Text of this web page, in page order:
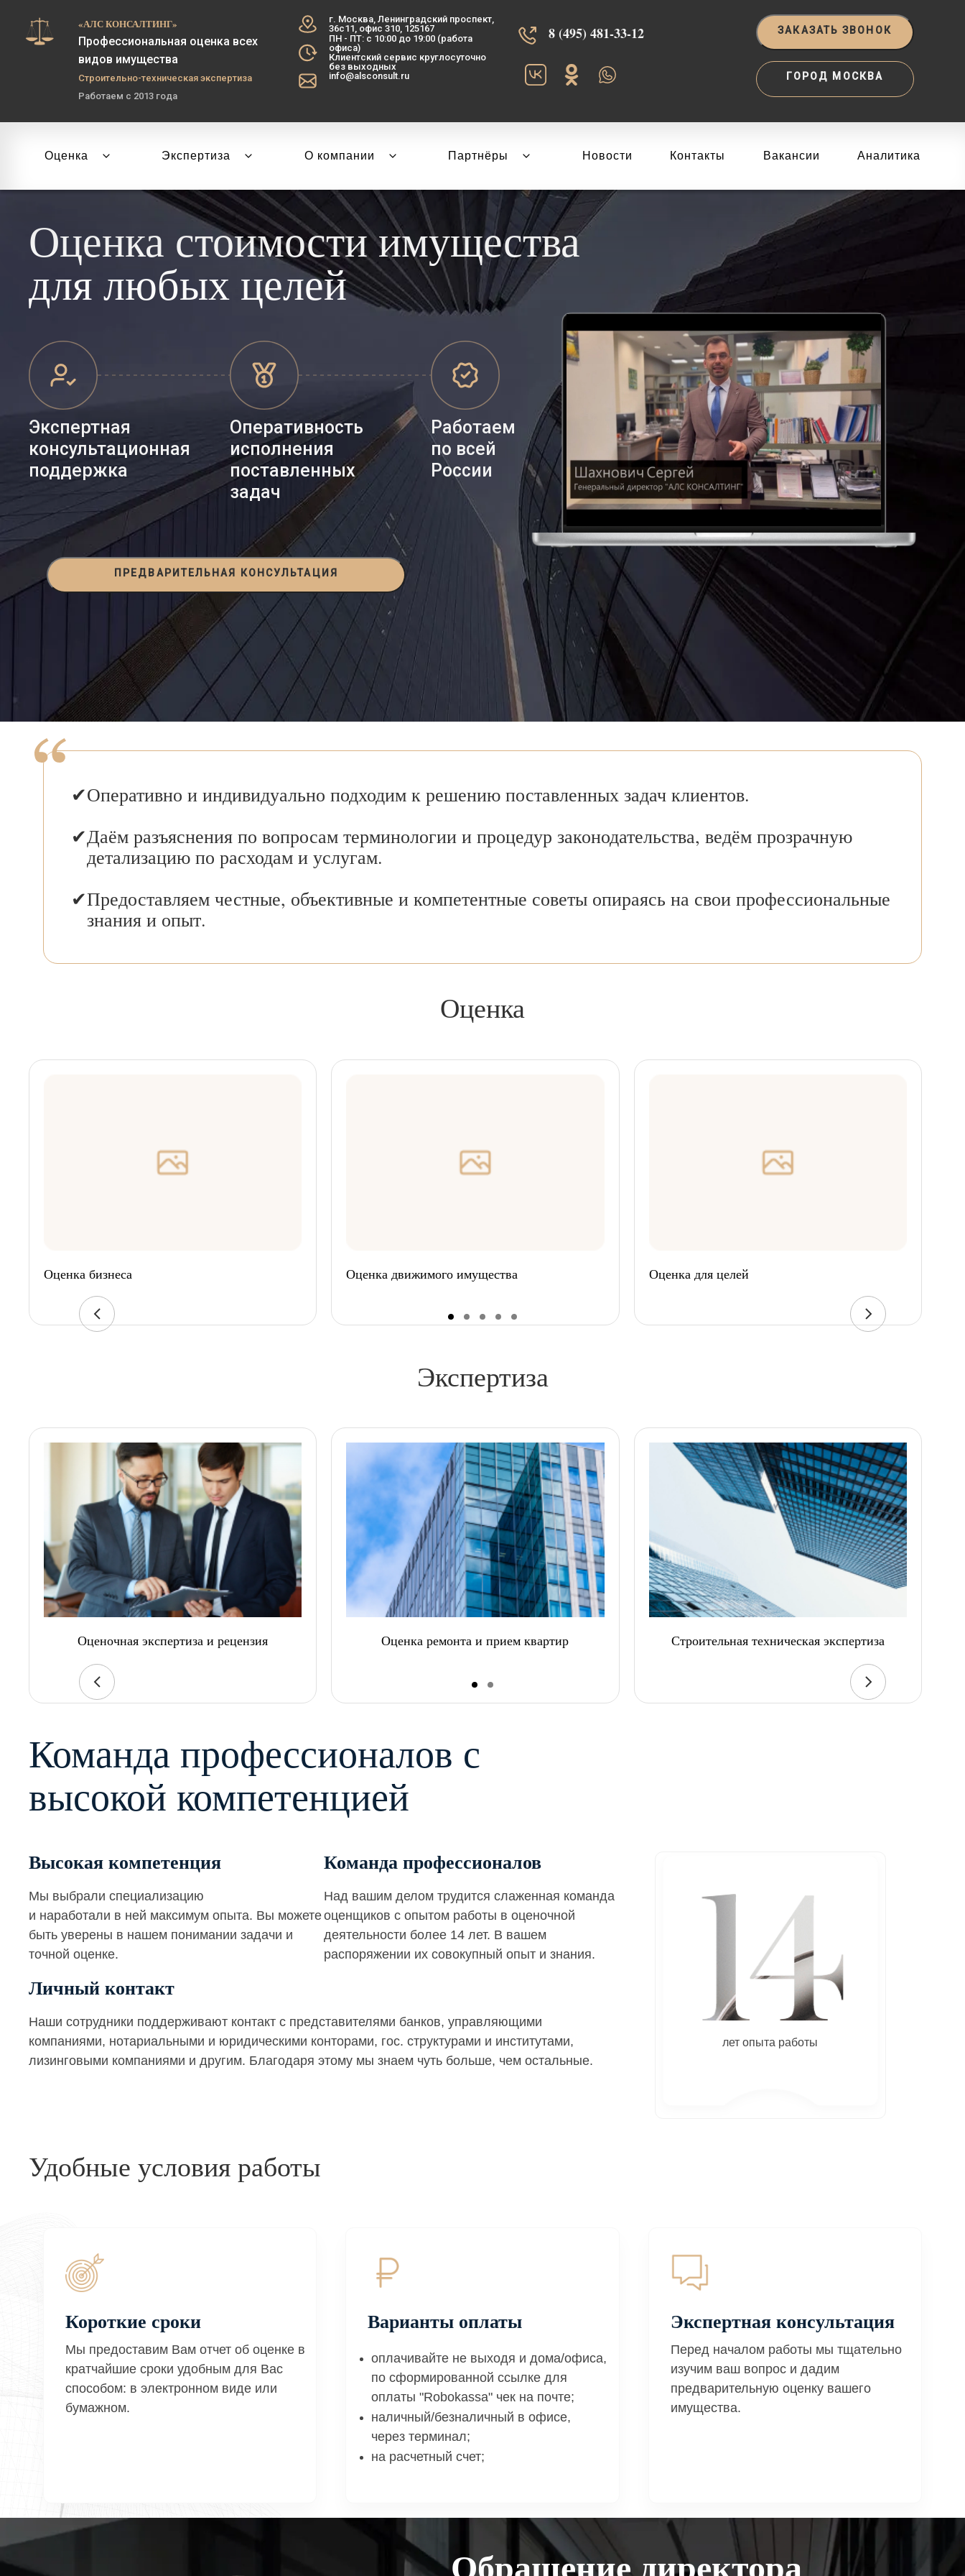
«АЛС КОНСАЛТИНГ»
Профессиональная оценка всех
видов имущества
Строительно-техническая экспертиза
Работаем с 2013 года
г. Москва, Ленинградский проспект,
36с11, офис 310, 125167
ПН - ПТ: с 10:00 до 19:00 (работа
офиса)
Клиентский сервис круглосуточно
без выходных
info@alsconsult.ru
8 (495) 481-33-12‬‬ ЗАКАЗАТЬ ЗВОНОК
ГОРОД МОСКВА
Оценка Экспертиза О компании Партнёры Новости Контакты Вакансии Аналитика
Оценка стоимости имущества
для любых целей
Экспертная
консультационная
поддержка
Оперативность
исполнения
поставленных
задач
Работаем
по всей
России
ПРЕДВАРИТЕЛЬНАЯ КОНСУЛЬТАЦИЯ
Оперативно и индивидуально подходим к решению поставленных задач клиентов.
Даём разъяснения по вопросам терминологии и процедур законодательства, ведём прозрачную
детализацию по расходам и услугам.
Предоставляем честные, объективные и компетентные советы опираясь на свои профессиональные
знания и опыт.
Оценка
Оценка бизнеса Оценка движимого имущества Оценка для целей
Экспертиза
Оценочная экспертиза и рецензия Оценка ремонта и прием квартир Строительная техническая экспертиза
Команда профессионалов с
высокой компетенцией
Высокая компетенция
Мы выбрали специализацию
и наработали в ней максимум опыта. Вы можете
быть уверены в нашем понимании задачи и
точной оценке.
Команда профессионалов
Над вашим делом трудится слаженная команда
оценщиков с опытом работы в оценочной
деятельности более 14 лет. В вашем
распоряжении их совокупный опыт и знания.
Личный контакт
Наши сотрудники поддерживают контакт с представителями банков, управляющими
компаниями, нотариальными и юридическими конторами, гос. структурами и институтами,
лизинговыми компаниями и другим. Благодаря этому мы знаем чуть больше, чем остальные.
лет опыта работы
Удобные условия работы
Короткие сроки
Мы предоставим Вам отчет об оценке в
кратчайшие сроки удобным для Вас
способом: в электронном виде или
бумажном.
Варианты оплаты
оплачивайте не выходя и дома/офиса,
по сформированной ссылке для
оплаты "Robokassa" чек на почте;
наличный/безналичный в офисе,
через терминал;
на расчетный счет;
Экспертная консультация
Перед началом работы мы тщательно
изучим ваш вопрос и дадим
предварительную оценку вашего
имущества.
Обращение директора